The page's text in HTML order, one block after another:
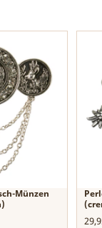
Münzen